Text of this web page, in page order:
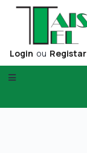
Login ou Registar